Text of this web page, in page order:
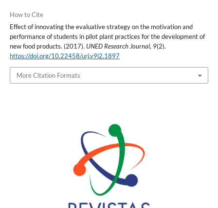
How to Cite
Effect of innovating the evaluative strategy on the motivation and
performance of students in pilot plant practices for the development of
new food products. (2017). UNED Research Journal, 9(2).
https://doi.org/10.22458/urj.v9i2.1897
More Citation Formats